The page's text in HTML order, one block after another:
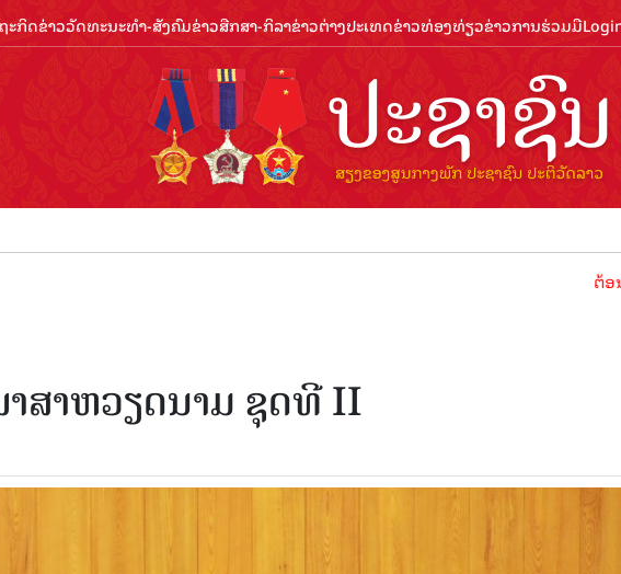
ະກິດຂ່າວວັດທະນະທຳ-ສັງຄົມຂ່າວສືກສາ-ກິລາຂ່າວຕ່າງປະເທດຂ່າວທ່ອງທ່ຽວຂ່າວການຮ່ວມມື
ຕ້ອນຮັບປີທ່
ສາຫວຽດນາມ ຊຸດທີ II